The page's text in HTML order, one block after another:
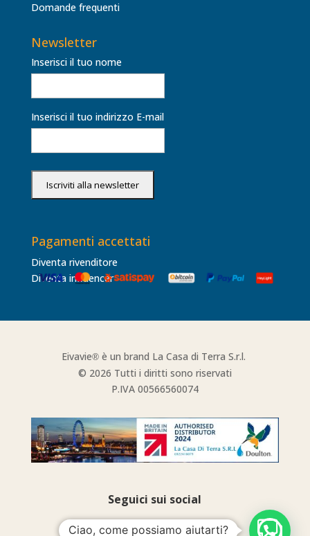
Domande frequenti
Newsletter
Inserisci il tuo nome
Inserisci il tuo indirizzo E-mail
Pagamenti accettati
Diventa rivenditore
Diventa influencer
Eivavie®è un brand La Casa di Terra S.r.l.
© 2026 Tutti i diritti sono riservati
P.IVA 00566560074
Seguici sui social
Ciao, come possiamo aiutarti?